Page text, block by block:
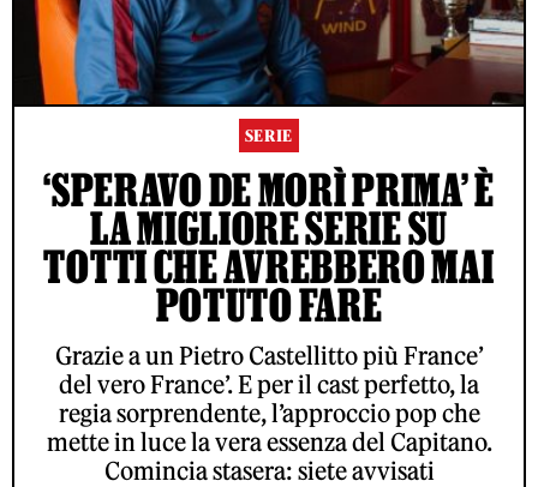
SERIE
‘SPERAVO DE MORÌ PRIMA’ È
LA MIGLIORE SERIE SU
TOTTI CHE AVREBBERO MAI
POTUTO FARE
Grazie a un Pietro Castellitto più France’
del vero France’. E per il cast perfetto, la
regia sorprendente, l’approccio pop che
mette in luce la vera essenza del Capitano.
Comincia stasera: siete avvisati